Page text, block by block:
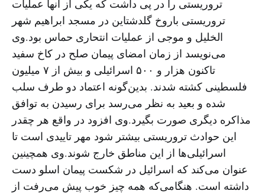
تروریستی را در پی داشت که یکی از آنها عملیات
تروریستی باروخ گلدشتاین در مسجد ابراهیم شهر
الخلیل و موجی از عملیات انتحاری حماس بود.وی
می‌نویسد از زمان امضای پیمان صلح در کاخ سفید
تاکنون هزار و ۵۰۰ اسرائیلی و بیش از ۷ میلیون
فلسطینی کشته شدند. بدین‌گونه اعتماد دو طرف سلب
شده و بعید به نظر می‌رسد برای رسیدن به توافق
مذاکره دیگری صورت بگیرد.وی افزود در واقع هر چقدر
این حوادث تروریستی بیشتر شود مهر تاییدی است تا
اسرائیلی‌ها از این مناطق خارج شوند.وی همچینین
عنوان می‌کند که اسرائیل در شکست پیمان اسلو دست
داشته است. هنگامی‌که همه چیز خوب پیش می‌رفت از